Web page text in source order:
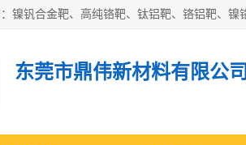
东莞市鼎伟新材料有限公司